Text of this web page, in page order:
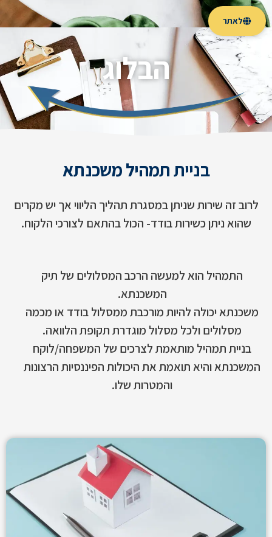
לאתר
הבלוג
בניית תמהיל משכנתא
לרוב זה שירות שניתן במסגרת תהליך הליווי אך יש מקרים
שהוא ניתן כשירות בודד- הכול בהתאם לצורכי הלקוח.
התמהיל הוא למעשה הרכב המסלולים של תיק
המשכנתא.
משכנתא יכולה להיות מורכבת ממסלול בודד או מכמה
מסלולים ולכל מסלול מוגדרת תקופת הלוואה.
בניית תמהיל מותאמת לצרכים של המשפחה/לוקח
המשכנתא והיא תואמת את היכולות הפיננסיות הרצונות
והמטרות שלו.